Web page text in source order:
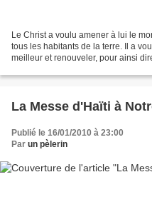
Le Christ a voulu amener à lui le
tous les habitants de la terre. Il a
meilleur et renouveler, pour ainsi
La Messe d'Haïti à
Publié le 16/01/2010 à 23:00
Par un pèlerin